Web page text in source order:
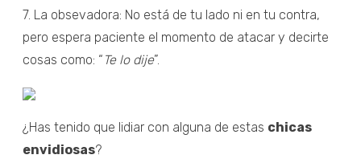
7. La obsevadora: No está de tu lado ni en tu contra,
pero espera paciente el momento de atacar y decirte
cosas como: “ Te lo dije”.
¿Has tenido que lidiar con alguna de estas chicas
envidiosas?